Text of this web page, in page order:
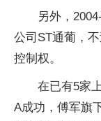
另外，
公司ST通葡，
控制权。
在已有5家
A成功，傅军旗